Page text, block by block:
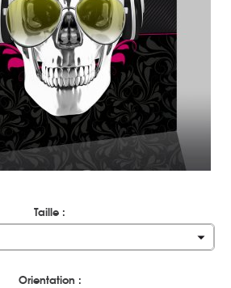
Taille :
Orientation :